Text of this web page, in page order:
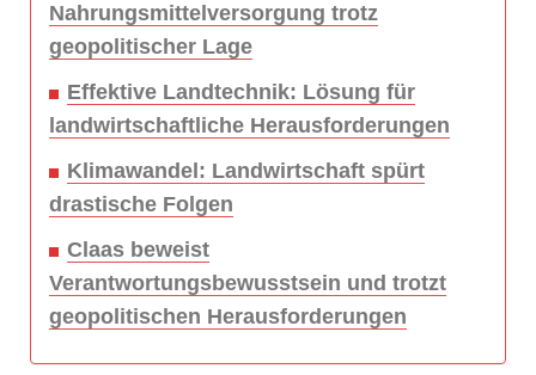
Nahrungsmittelversorgung trotz
geopolitischer Lage
Effektive Landtechnik: Lösung für
landwirtschaftliche Herausforderungen
Klimawandel: Landwirtschaft spürt
drastische Folgen
Claas beweist
Verantwortungsbewusstsein und trotzt
geopolitischen Herausforderungen